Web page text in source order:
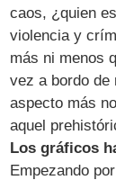
caos, ¿quien
violencia y
más ni menos
vez a bordo de
aspecto más
aquel
Los gráficos
Empezando